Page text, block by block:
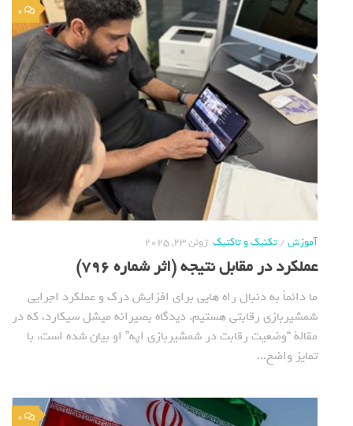
0
آموزش/تکنیک و تاکتیک ژوئن 23, 2025
عملکرد در مقابل نتیجه (اثر شماره 796)
ما دائماً به دنبال راه هایی برای افزایش درک و عملکرد اجرایی
شمشیربازی رقابتی هستیم. دیدگاه بصیرانه میشل سیکارد، که در
مقالة “وضعیت رقابت در شمشیربازی اپه” او بیان شده است، با
تمایز واضح...
0